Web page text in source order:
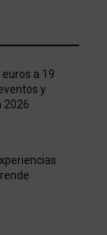
a 19
y
2026